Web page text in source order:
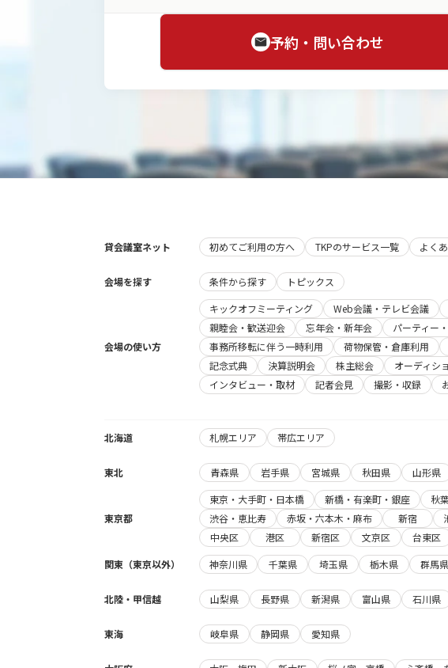
予約・問い合わせ
貸会議室ネット 初めてご利用の方へ TKPのサービス一覧 よく
会場を探す 条件から探す トピックス
会場の使い方
キックオフミーティング Web会議・テレビ会議
親睦会・歓送迎会
忘年会・新年会 パーティー
事務所移転に伴う一時利用
荷物保管・倉庫利用
記念式典
決算説明会 株主総会 オーディシ
インタビュー・取材
記者会見 撮影・収録
北海道 札幌エリア 帯広エリア
東北 青森県 岩手県 宮城県 秋田県 山形県
東京都
東京・大手町・日本橋 新橋・有楽町・銀座 秋
渋谷・恵比寿
赤坂・六本木・麻布 新宿
中央区
港区 新宿区 文京区 台東区
関東（東京以外）
神奈川県 千葉県 埼玉県 栃木県 群馬県
北陸・甲信越 山梨県 長野県 新潟県 富山県 石川県
東海 岐阜県 静岡県 愛知県